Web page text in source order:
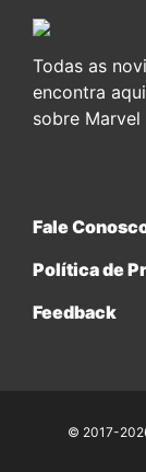
Todas as
encontra
sobre Marvel
Fale
Política de
Feedback
© 2017-